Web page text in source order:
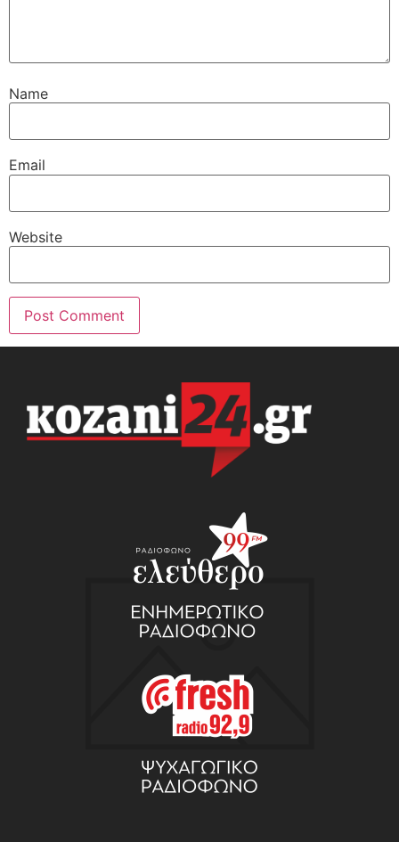
Name
Email
Website